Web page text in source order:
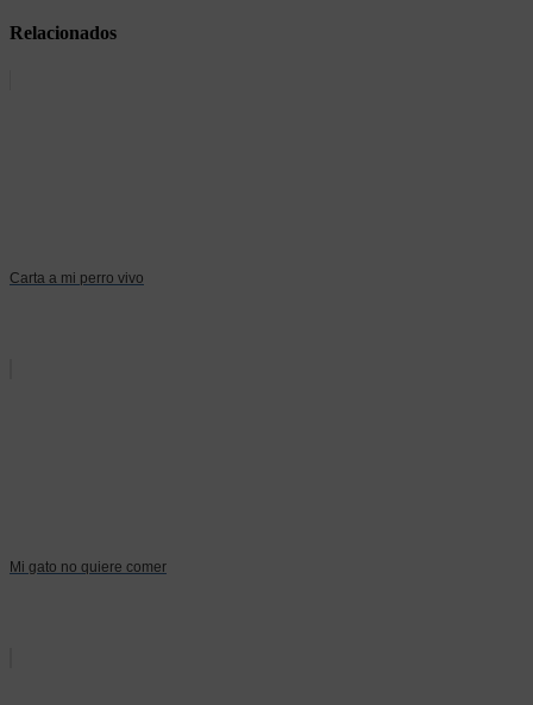
Relacionados
Carta a mi perro vivo
Mi gato no quiere comer